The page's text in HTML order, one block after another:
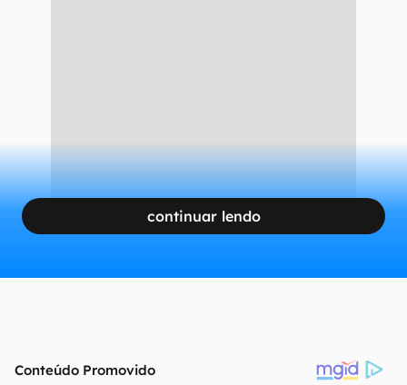
continuar lendo